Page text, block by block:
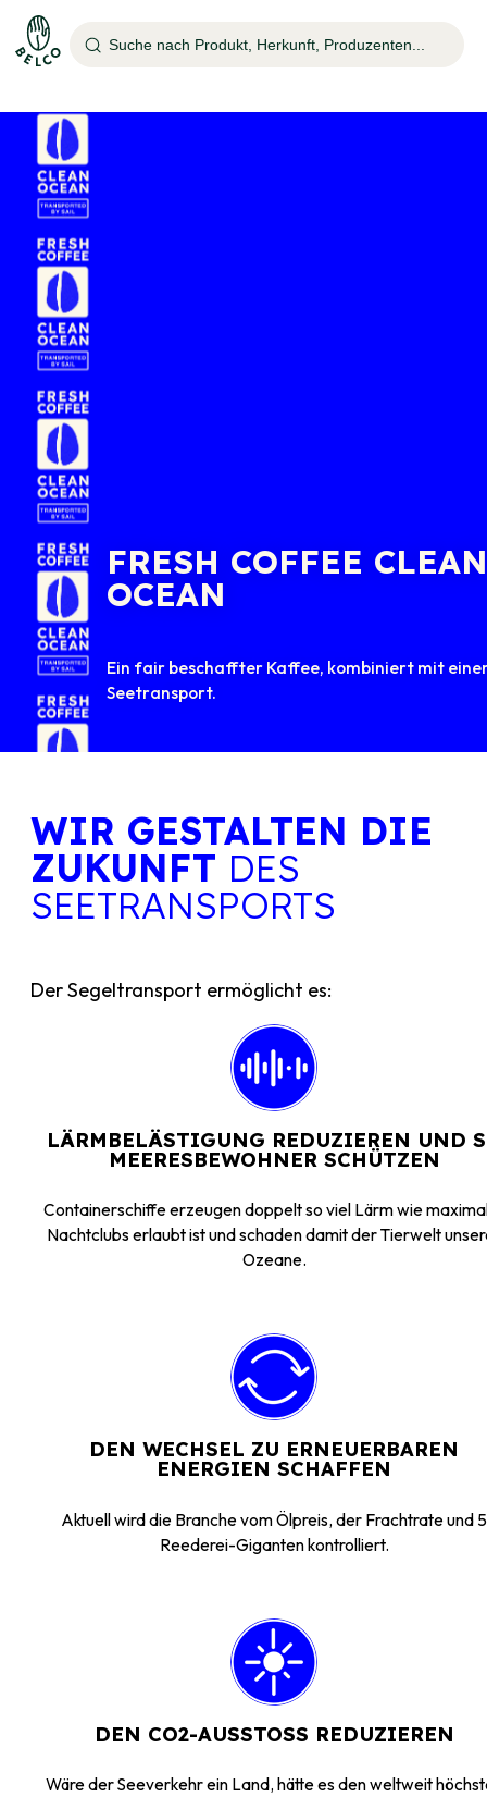
Suche nach Produkt, Herkunft, Produzenten...
FRESH COFFEE CLEAN
OCEAN
Ein fair beschaffter Kaffee, kombiniert mit
Seetransport.
WIR GESTALTEN DIE
ZUKUNFT DES
SEETRANSPORTS
Der Segeltransport ermöglicht es:
LÄRMBELÄSTIGUNG REDUZIEREN UND
MEERESBEWOHNER SCHÜTZEN
Containerschiffe erzeugen doppelt so viel Lärm wie
Nachtclubs erlaubt ist und schaden damit der Tierwelt
Ozeane.
DEN WECHSEL ZU ERNEUERBAREN
ENERGIEN SCHAFFEN
Aktuell wird die Branche vom Ölpreis, der Frachtrate und 5
Reederei-Giganten kontrolliert.
DEN CO2-AUSSTOSS REDUZIEREN
Wäre der Seeverkehr ein Land, hätte es den weltweit